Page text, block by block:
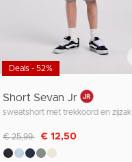
Deals - 52%
Short Sevan Jr
sweatshort met trekkoord en zijzak
Afgeprijsd van
€ 25,99 naar
€ 12,50